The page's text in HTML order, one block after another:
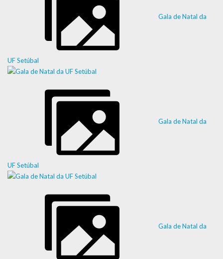
Gala de Natal da
UF Setúbal
Gala de Natal da
UF Setúbal
Gala de Natal da